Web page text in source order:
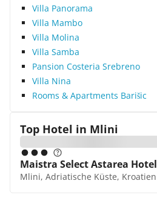
Villa Panorama
Villa Mambo
Villa Molina
Villa Samba
Pansion Costeria Srebreno
Villa Nina
Rooms & Apartments Barišic
Top Hotel in Mlini
Maistra Select Astarea Hotel
Mlini, Adriatische Küste, Kroatien